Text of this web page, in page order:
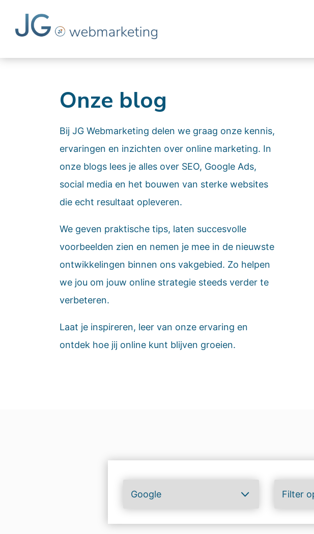
Onze blog
Bij JG Webmarketing delen we graag onze kennis,
ervaringen en inzichten over online marketing. In
onze blogs lees je alles over SEO, Google Ads,
social media en het bouwen van sterke websites
die echt resultaat opleveren.
We geven praktische tips, laten succesvolle
voorbeelden zien en nemen je mee in de nieuwste
ontwikkelingen binnen ons vakgebied. Zo helpen
we jou om jouw online strategie steeds verder te
verbeteren.
Laat je inspireren, leer van onze ervaring en
ontdek hoe jij online kunt blijven groeien.